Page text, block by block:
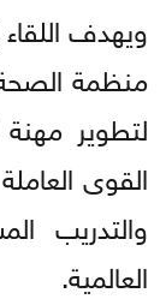
ويهدف اللقاء
منظمة
لتطوير مهنة
القوى
والتدريب
العالمية.